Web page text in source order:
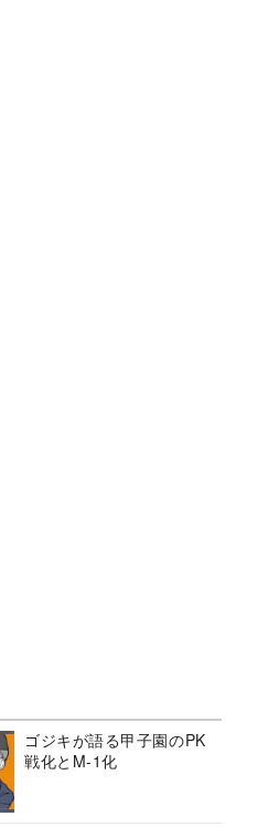
ゴジキが語る甲子園のPK
戦化とM-1化